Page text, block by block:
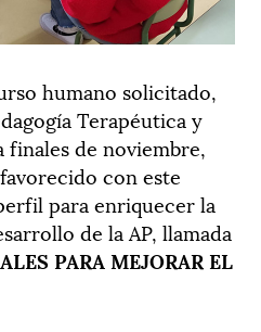
humano solicitado,
Terapéutica y
finales de noviembre,
con este
para enriquecer la
de la AP, llamada
PARA MEJORAR EL